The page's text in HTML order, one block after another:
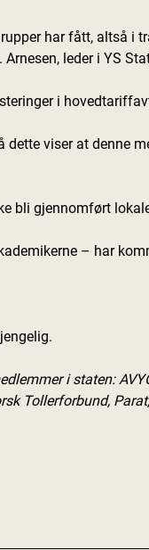
har fått, altså i
leder i YS
i
bli gjennomført
i staten:
Tollerforbund,